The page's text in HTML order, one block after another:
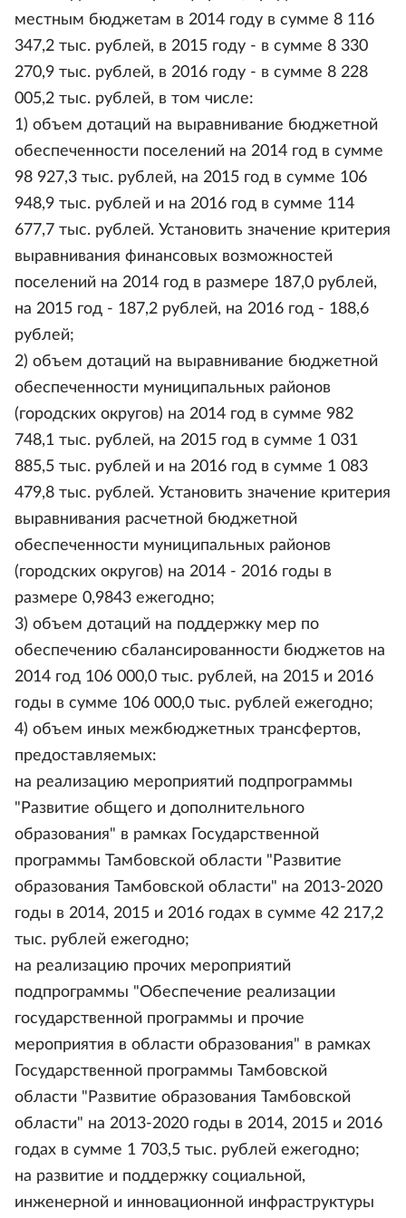
местным бюджетам в 2014 году в сумме 8 116
347,2 тыс. рублей, в 2015 году - в сумме 8 330
270,9 тыс. рублей, в 2016 году - в сумме 8 228
005,2 тыс. рублей, в том числе:
1) объем дотаций на выравнивание бюджетной
обеспеченности поселений на 2014 год в сумме
98 927,3 тыс. рублей, на 2015 год в сумме 106
948,9 тыс. рублей и на 2016 год в сумме 114
677,7 тыс. рублей. Установить значение критерия
выравнивания финансовых возможностей
поселений на 2014 год в размере 187,0 рублей,
на 2015 год - 187,2 рублей, на 2016 год - 188,6
рублей;
2) объем дотаций на выравнивание бюджетной
обеспеченности муниципальных районов
(городских округов) на 2014 год в сумме 982
748,1 тыс. рублей, на 2015 год в сумме 1 031
885,5 тыс. рублей и на 2016 год в сумме 1 083
479,8 тыс. рублей. Установить значение критерия
выравнивания расчетной бюджетной
обеспеченности муниципальных районов
(городских округов) на 2014 - 2016 годы в
размере 0,9843 ежегодно;
3) объем дотаций на поддержку мер по
обеспечению сбалансированности бюджетов на
2014 год 106 000,0 тыс. рублей, на 2015 и 2016
годы в сумме 106 000,0 тыс. рублей ежегодно;
4) объем иных межбюджетных трансфертов,
предоставляемых:
на реализацию мероприятий подпрограммы
"Развитие общего и дополнительного
образования" в рамках Государственной
программы Тамбовской области "Развитие
образования Тамбовской области" на 2013-2020
годы в 2014, 2015 и 2016 годах в сумме 42 217,2
тыс. рублей ежегодно;
на реализацию прочих мероприятий
подпрограммы "Обеспечение реализации
государственной программы и прочие
мероприятия в области образования" в рамках
Государственной программы Тамбовской
области "Развитие образования Тамбовской
области" на 2013-2020 годы в 2014, 2015 и 2016
годах в сумме 1 703,5 тыс. рублей ежегодно;
на развитие и поддержку социальной,
инженерной и инновационной инфраструктуры